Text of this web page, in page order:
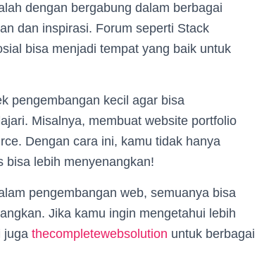
dengan bergabung dalam berbagai
dan inspirasi. Forum seperti Stack
bisa menjadi tempat yang baik untuk
pengembangan kecil agar bisa
Misalnya, membuat website portfolio
Dengan cara ini, kamu tidak hanya
bisa lebih menyenangkan!
pengembangan web, semuanya bisa
Jika kamu ingin mengetahui lebih
juga thecompletewebsolution untuk berbagai